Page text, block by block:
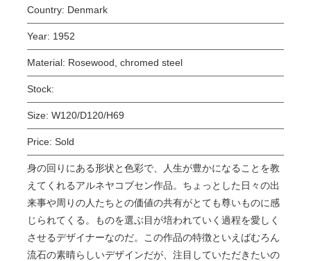
Country: Denmark
Year: 1952
Material: Rosewood, chromed steel
Stock:
Size: W120/D120/H69
Price: Sold
身の回りにある形状と色彩で、人生が豊かになることを教
えてくれるアルネヤコブセン作品。ちょっとした日々の出
来事や周りの人たちとの価値の共有がとても尊いものに感
じられてくる。ものを選ぶ目が培われていく過程を愛しく
させるデザイナーなのだ。この作品の特徴といえばむろん
流石の素晴らしいデザインだが、注目していただきたいの